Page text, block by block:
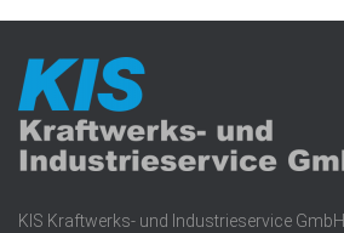
KIS Kraftwerks- und Industrieservice GmbH